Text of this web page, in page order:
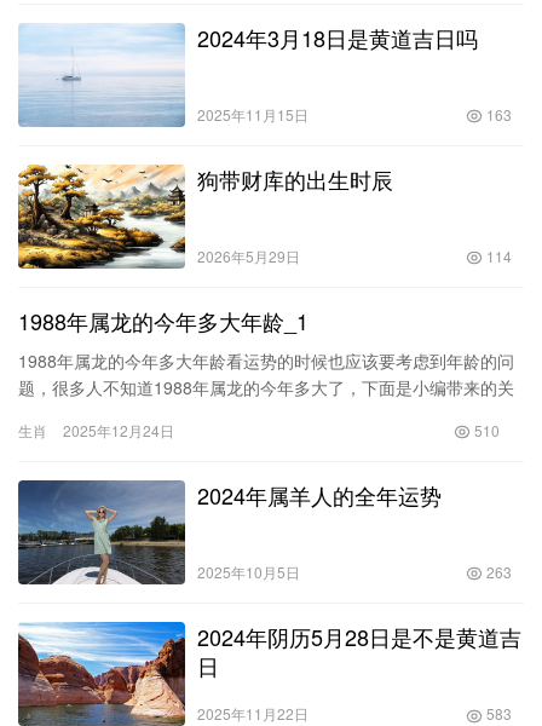
2024年3月18日是黄道吉日吗
2025年11月15日 163
狗带财库的出生时辰
2026年5月29日 114
1988年属龙的今年多大年龄_1
1988年属龙的今年多大年龄看运势的时候也应该要考虑到年龄的问
题，很多人不知道1988年属龙的今年多大了，下面是小编带来的关
人，2018年实岁30岁，虚岁31岁。1916年出生的属龙人，2018年
生肖 2025年12月24日 510
2024年属羊人的全年运势
2025年10月5日 263
2024年阴历5月28日是不是黄道吉
日
2025年11月22日 583